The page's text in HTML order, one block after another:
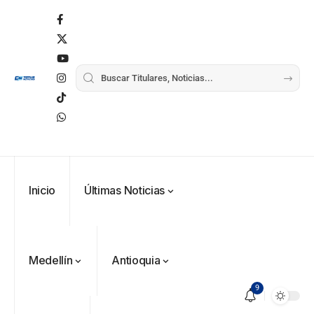
Inicio Últimas Noticias
Medellín Antioquia
9